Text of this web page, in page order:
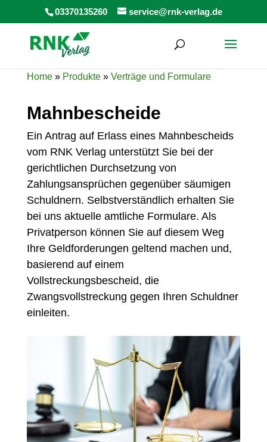
03370135260 service@rnk-verlag.de
Home» Produkte» Verträge und Formulare
Mahnbescheide
Ein Antrag auf Erlass eines Mahnbescheids
vom RNK Verlag unterstützt Sie bei der
gerichtlichen Durchsetzung von
Zahlungsansprüchen gegenüber säumigen
Schuldnern. Selbstverständlich erhalten Sie
bei uns aktuelle amtliche Formulare. Als
Privatperson können Sie auf diesem Weg
Ihre Geldforderungen geltend machen und,
basierend auf einem
Vollstreckungsbescheid, die
Zwangsvollstreckung gegen Ihren Schuldner
einleiten.